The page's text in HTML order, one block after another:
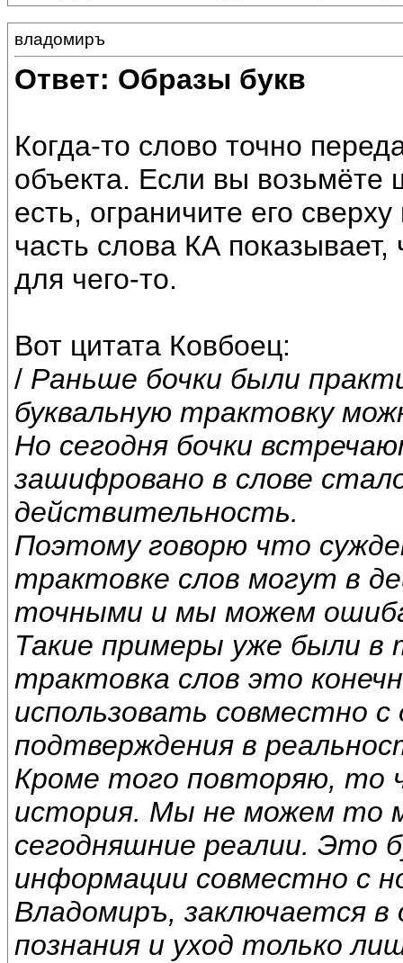
владомиръ
Ответ: Образы букв
Когда-то слово точно
объекта. Если вы возьмёте
есть, ограничите его
часть слова КА
для чего-то.
Вот цитата Ковбоец:
/ Раньше бочки были
буквальную трактовку
Но сегодня бочки
зашифровано в слове
действительность.
Поэтому говорю что
трактовке слов могут в
точными и мы можем
Такие примеры уже были в
трактовка слов это
использовать совместно
подтверждения в
Кроме того повторяю, то
история. Мы не можем то
сегодняшние реалии. Это
информации совместно с
Владомиръ, заключается
познания и уход только